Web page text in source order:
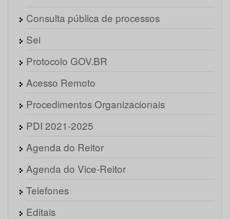
Consulta pública de processos
Sei
Protocolo GOV.BR
Acesso Remoto
Procedimentos Organizacionais
PDI 2021-2025
Agenda do Reitor
Agenda do Vice-Reitor
Telefones
Editais